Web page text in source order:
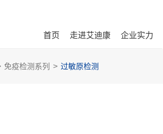
首页 走进艾迪康 企业实力
免疫检测系列 > 过敏原检测